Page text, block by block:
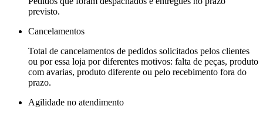
previsto.
Cancelamentos
Total de cancelamentos de pedidos solicitados pelos clientes
ou por essa loja por diferentes motivos: falta de peças, produto
com avarias, produto diferente ou pelo recebimento fora do
prazo.
Agilidade no atendimento